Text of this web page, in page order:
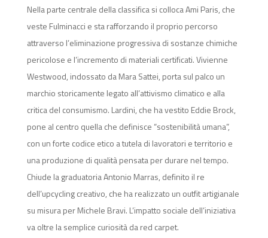
Nella parte centrale della classifica si colloca Ami Paris, che
veste Fulminacci e sta rafforzando il proprio percorso
attraverso l’eliminazione progressiva di sostanze chimiche
pericolose e l’incremento di materiali certificati. Vivienne
Westwood, indossato da Mara Sattei, porta sul palco un
marchio storicamente legato all’attivismo climatico e alla
critica del consumismo. Lardini, che ha vestito Eddie Brock,
pone al centro quella che definisce “sostenibilità umana”,
con un forte codice etico a tutela di lavoratori e territorio e
una produzione di qualità pensata per durare nel tempo.
Chiude la graduatoria Antonio Marras, definito il re
dell’upcycling creativo, che ha realizzato un outfit artigianale
su misura per Michele Bravi. L’impatto sociale dell’iniziativa
va oltre la semplice curiosità da red carpet.